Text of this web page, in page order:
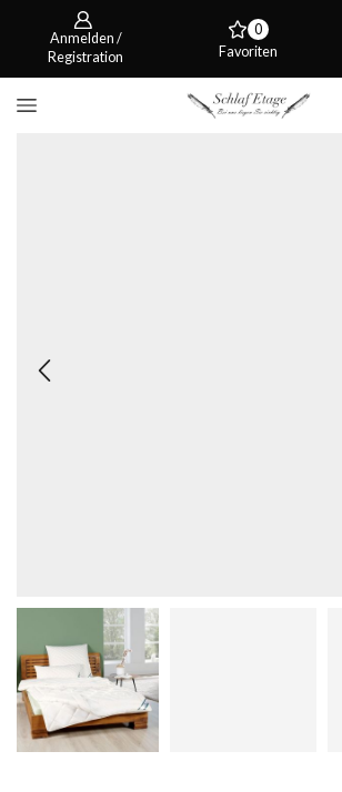
Anmelden /
Registration
0
Favoriten